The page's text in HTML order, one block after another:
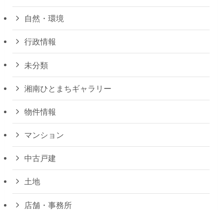
自然・環境
行政情報
未分類
湘南ひとまちギャラリー
物件情報
マンション
中古戸建
土地
店舗・事務所